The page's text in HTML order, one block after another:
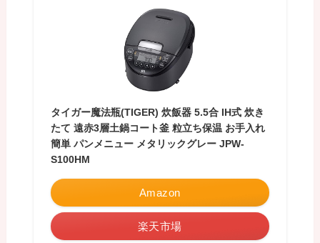
タイガー魔法瓶(TIGER) 炊飯器 5.5合 IH式 炊き
たて 遠赤3層土鍋コート釜 粒立ち保温 お手入れ
簡単 パンメニュー メタリックグレー JPW-
S100HM
Amazon
楽天市場